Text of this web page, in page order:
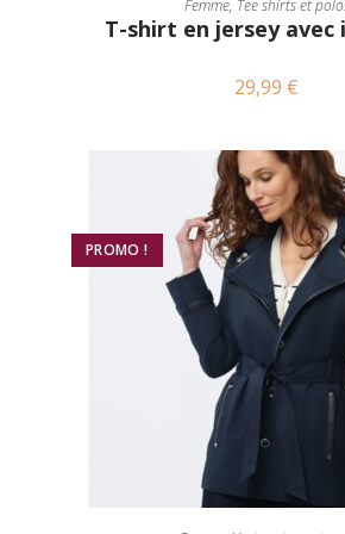
Femme, Tee shirts et
T-shirt en jersey avec
29,99 €
PROMO !